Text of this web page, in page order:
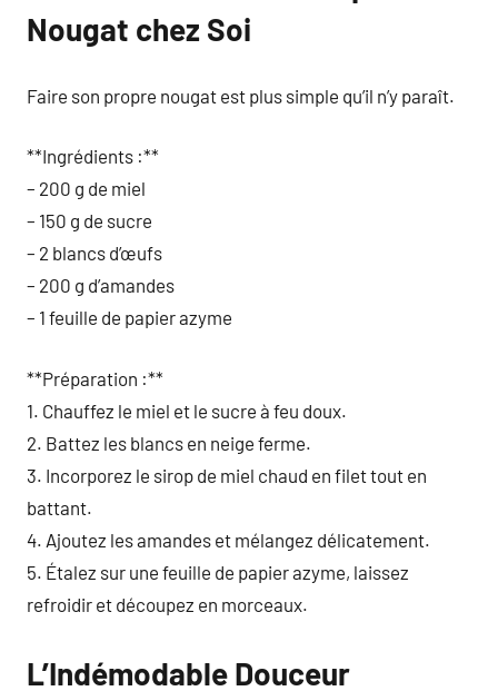
Nougat chez Soi
Faire son propre nougat est plus simple qu’il n’y paraît.
**Ingrédients :**
– 200 g de miel
– 150 g de sucre
– 2 blancs d’œufs
– 200 g d’amandes
– 1 feuille de papier azyme
**Préparation :**
1. Chauffez le miel et le sucre à feu doux.
2. Battez les blancs en neige ferme.
3. Incorporez le sirop de miel chaud en filet tout en
battant.
4. Ajoutez les amandes et mélangez délicatement.
5. Étalez sur une feuille de papier azyme, laissez
refroidir et découpez en morceaux.
L’Indémodable Douceur